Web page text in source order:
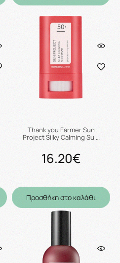
Thank you Farmer Sun
Project Silky Calming Su …
16.20€
Προσθήκη στο καλάθι